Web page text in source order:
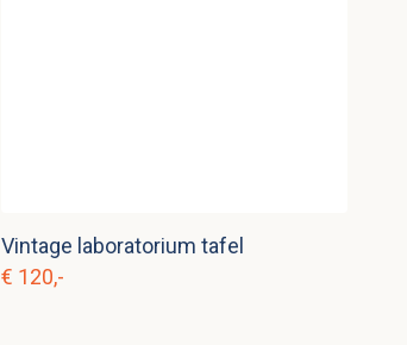
Vintage laboratorium tafel
€ 120,-